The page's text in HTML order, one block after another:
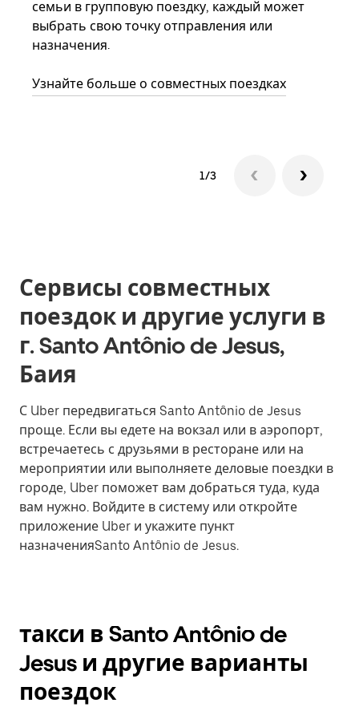
семьи в групповую поездку, каждый может
выбрать свою точку отправления или
назначения.
Узнайте больше о совместных поездках
1/3
Сервисы совместных
поездок и другие услуги в
г. Santo Antônio de Jesus,
Баия
С Uber передвигаться Santo Antônio de Jesus
проще. Если вы едете на вокзал или в аэропорт,
встречаетесь с друзьями в ресторане или на
мероприятии или выполняете деловые поездки в
городе, Uber поможет вам добраться туда, куда
вам нужно. Войдите в систему или откройте
приложение Uber и укажите пункт
назначенияSanto Antônio de Jesus.
такси в Santo Antônio de
Jesus и другие варианты
поездок